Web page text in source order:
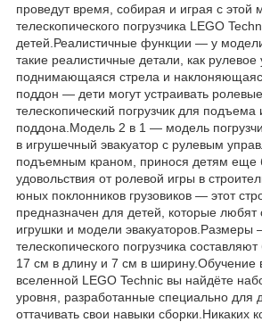
проведут время, собирая и играя с этой
телескопического погрузчика LEGO
детей.Реалистичные функции — у модели
такие реалистичные детали, как рулевое
поднимающаяся стрела и
поддон — дети могут устраивать
телескопический погрузчик для
поддона.Модель 2 в 1 — модель
в игрушечный эвакуатор с рулевым
подъемным краном, принося детям еще
удовольствия от ролевой игры в
юных поклонников грузовиков — этот
предназначен для детей, которые любят
игрушки и модели
телескопического погрузчика
17 см в длину и 7 см в ширину.Обучение
вселенной LEGO Technic вы найдёте
уровня, разработанные специально для
оттачивать свои навыки сборки.Никаких